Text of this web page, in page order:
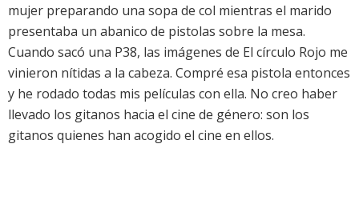
mujer preparando una sopa de col mientras el marido
presentaba un abanico de pistolas sobre la mesa.
Cuando sacó una P38, las imágenes de El círculo Rojo me
vinieron nítidas a la cabeza. Compré esa pistola entonces
y he rodado todas mis películas con ella. No creo haber
llevado los gitanos hacia el cine de género: son los
gitanos quienes han acogido el cine en ellos.